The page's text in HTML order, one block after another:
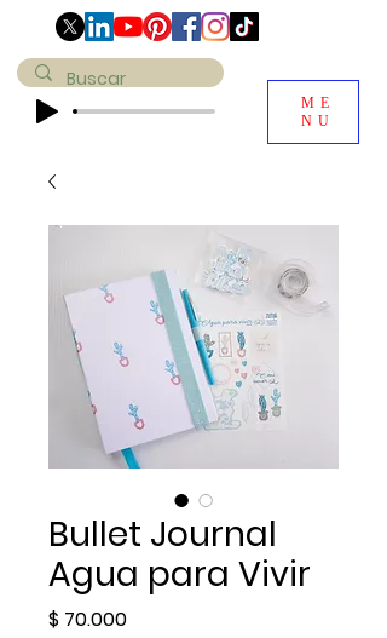
ME
NU
Bullet Journal
Agua para Vivir
$ 70.000Precio